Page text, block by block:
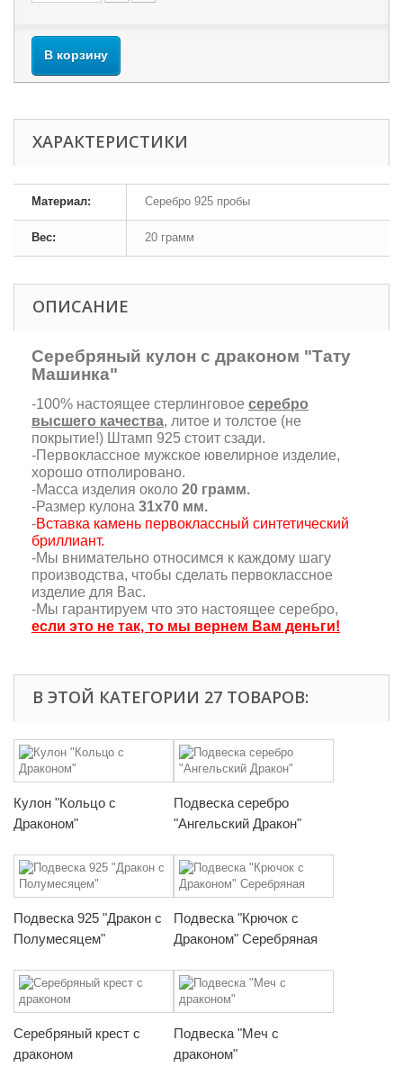
В корзину
ХАРАКТЕРИСТИКИ
Материал: Серебро 925 пробы
Вес: 20 грамм
ОПИСАНИЕ
Серебряный кулон с драконом "Тату
Машинка"
-100% настоящее стерлинговое серебро
высшего качества, литое и толстое (не
покрытие!) Штамп 925 стоит сзади.
-Первоклассное мужское ювелирное изделие,
хорошо отполировано.
-Масса изделия около 20 грамм.
-Размер кулона 31х70 мм.
-Вставка камень первоклассный синтетический
бриллиант.
-Мы внимательно относимся к каждому шагу
производства, чтобы сделать первоклассное
изделие для Вас.
-Мы гарантируем что это настоящее серебро,
если это не так, то мы вернем Вам деньги!
В ЭТОЙ КАТЕГОРИИ 27 ТОВАРОВ:
Кулон "Кольцо с
Драконом"
Подвеска серебро
"Ангельский Дракон"
Подвеска 925 "Дракон с
Полумесяцем"
Подвеска "Крючок с
Драконом" Серебряная
Серебряный крест с
драконом
Подвеска "Меч с
драконом"